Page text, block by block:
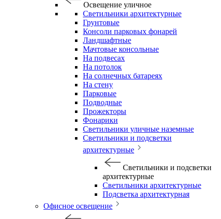
Освещение уличное
Светильники архитектурные
Грунтовые
Консоли парковых фонарей
Ландшафтные
Мачтовые консольные
На подвесах
На потолок
На солнечных батареях
На стену
Парковые
Подводные
Прожекторы
Фонарики
Светильники уличные наземные
Светильники и подсветки
архитектурные
Светильники и подсветки
архитектурные
Светильники архитектурные
Подсветка архитектурная
Офисное освещение